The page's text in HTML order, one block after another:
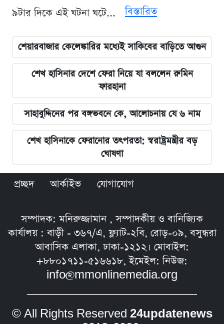
৯টার দিকে এই ঘটনা ঘটে...
বিস্তারিত
শেয়ারবাজার কেলেঙ্কারির মধ্যেই সাকিবের বাড়িতে আগুন
শেখ হাসিনার দেশে ফেরা নিয়ে যা বললেন রুমিন
ফারহানা
সাহাবুদ্দিনের পর বঙ্গভবনে কে, আলোচনায় যে ৬ নাম
শেখ হাসিনাকে ফেরানোর তৎপরতা: স্বরাষ্ট্রমন্ত্রীর বড়
ঘোষণা
প্রচ্ছদ আর্কাইভ যোগাযোগ
সম্পাদক: মনিরুজ্জামান , সম্পাদকীয় ও বানিজ্যিক
কার্যালয় : বাড়ী - ৩৬৭/এ, ফ্ল্যাট-২বি, রোড়-০৯, বসুন্ধরা
আবাসিক এলাকা, ঢাকা-১২১২। মোবাইল:
+৮৮০১৭১১-৫১৬৬১৮, ইমেইল: নিউজ:
info@mmonlinemedia.org
© All Rights Reserved 24updatenews